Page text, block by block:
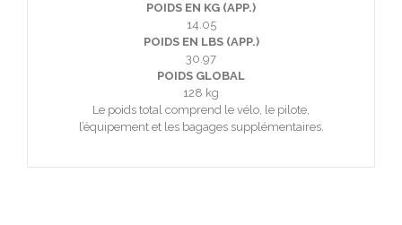
POIDS EN KG (APP.)
14.05
POIDS EN LBS (APP.)
30.97
POIDS GLOBAL
128 kg
Le poids total comprend le vélo, le pilote,
l’équipement et les bagages supplémentaires.